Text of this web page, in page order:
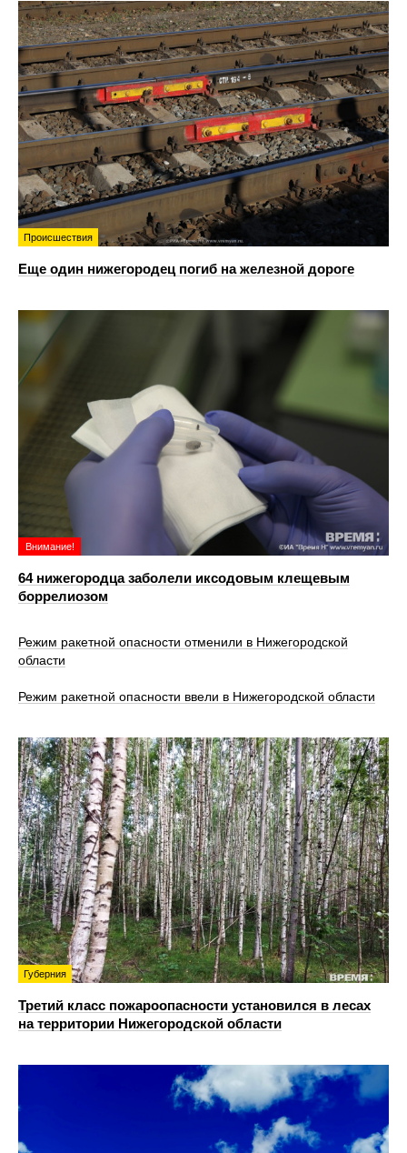
Происшествия
Еще один нижегородец погиб на железной дороге
Внимание!
64 нижегородца заболели иксодовым клещевым
боррелиозом
Режим ракетной опасности отменили в Нижегородской
области
Режим ракетной опасности ввели в Нижегородской области
Губерния
Третий класс пожароопасности установился в лесах
на территории Нижегородской области